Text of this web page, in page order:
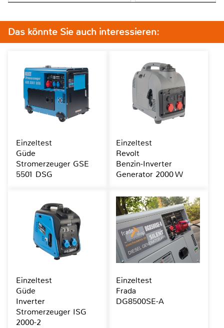
Das könnte Sie auch interessieren:
Einzeltest
Güde
Stromerzeuger GSE
5501 DSG
Einzeltest
Revolt
Benzin-Inverter
Generator 2000 W
Einzeltest
Güde
Inverter
Stromerzeuger ISG
2000-2
Einzeltest
Frada
DG8500SE-A